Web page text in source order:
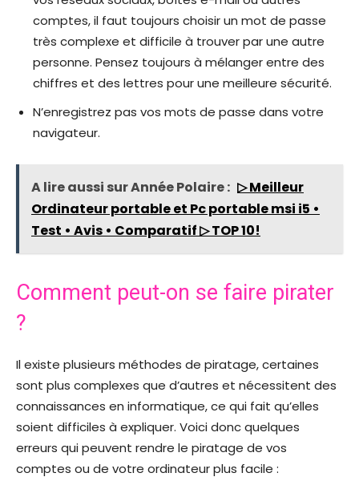
comptes, il faut toujours choisir un mot de passe
très complexe et difficile à trouver par une autre
personne. Pensez toujours à mélanger entre des
chiffres et des lettres pour une meilleure sécurité.
N’enregistrez pas vos mots de passe dans votre
navigateur.
A lire aussi sur Année Polaire : ▷ Meilleur
Ordinateur portable et Pc portable msi i5 •
Test • Avis • Comparatif ▷ TOP 10!
Comment peut-on se faire pirater
?
Il existe plusieurs méthodes de piratage, certaines
sont plus complexes que d’autres et nécessitent des
connaissances en informatique, ce qui fait qu’elles
soient difficiles à expliquer. Voici donc quelques
erreurs qui peuvent rendre le piratage de vos
comptes ou de votre ordinateur plus facile :